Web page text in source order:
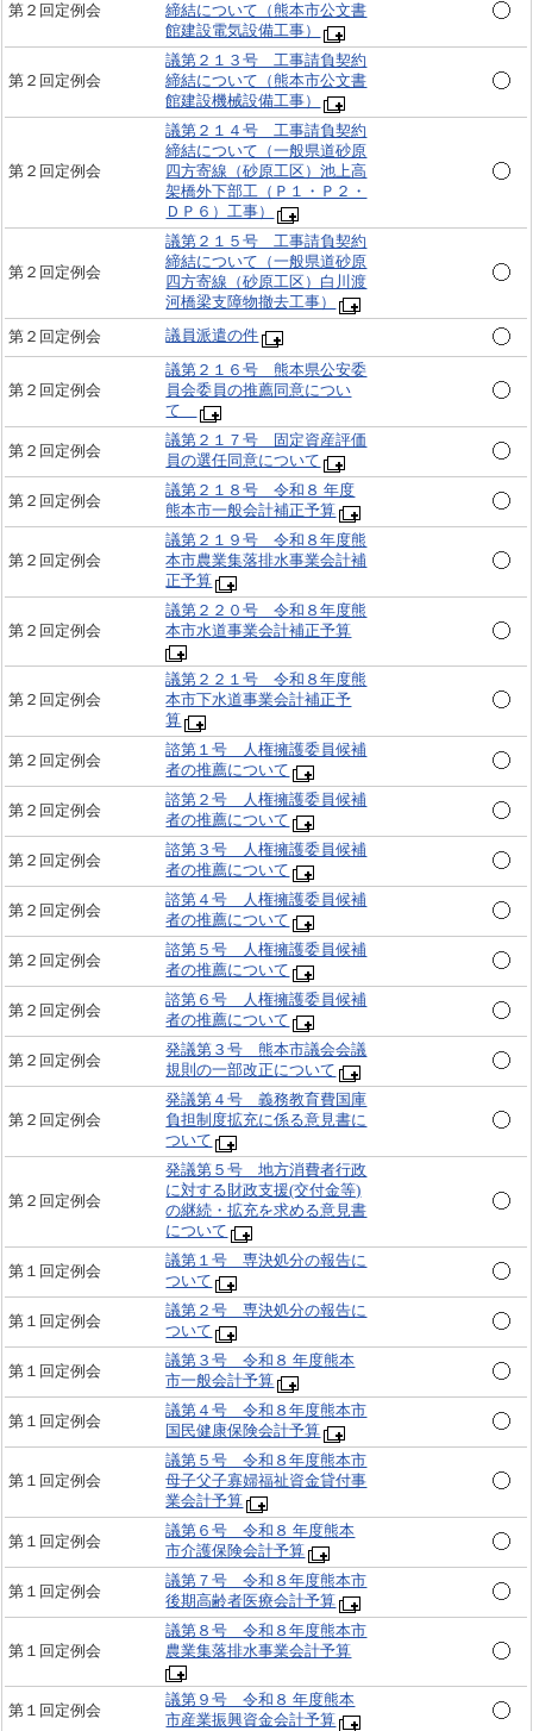
第２回定例会
締結について（熊本市公文書
館建設電気設備工事）
第２回定例会
議第２１３号 工事請負契約
締結について（熊本市公文書
館建設機械設備工事）
第２回定例会
議第２１４号 工事請負契約
締結について（一般県道砂原
四方寄線（砂原工区）池上高
架橋外下部工（Ｐ１・Ｐ２・
ＤＰ６）工事）
第２回定例会
議第２１５号 工事請負契約
締結について（一般県道砂原
四方寄線（砂原工区）白川渡
河橋梁支障物撤去工事）
第２回定例会
議員派遣の件
第２回定例会
議第２１６号 熊本県公安委
員会委員の推薦同意につい
て
第２回定例会
議第２１７号 固定資産評価
員の選任同意について
第２回定例会
議第２１８号 令和８ 年度
熊本市一般会計補正予算
第２回定例会
議第２１９号 令和８年度熊
本市農業集落排水事業会計補
正予算
第２回定例会
議第２２０号 令和８年度熊
本市水道事業会計補正予算
第２回定例会
議第２２１号 令和８年度熊
本市下水道事業会計補正予
算
第２回定例会
諮第１号 人権擁護委員候補
者の推薦について
第２回定例会
諮第２号 人権擁護委員候補
者の推薦について
第２回定例会
諮第３号 人権擁護委員候補
者の推薦について
第２回定例会
諮第４号 人権擁護委員候補
者の推薦について
第２回定例会
諮第５号 人権擁護委員候補
者の推薦について
第２回定例会
諮第６号 人権擁護委員候補
者の推薦について
第２回定例会
発議第３号 熊本市議会会議
規則の一部改正について
第２回定例会
発議第４号 義務教育費国庫
負担制度拡充に係る意見書に
ついて
第２回定例会
発議第５号 地方消費者行政
に対する財政支援(交付金等)
の継続・拡充を求める意見書
について
第１回定例会
議第１号 専決処分の報告に
ついて
第１回定例会
議第２号 専決処分の報告に
ついて
第１回定例会
議第３号 令和８ 年度熊本
市一般会計予算
第１回定例会
議第４号 令和８年度熊本市
国民健康保険会計予算
第１回定例会
議第５号 令和８年度熊本市
母子父子寡婦福祉資金貸付事
業会計予算
第１回定例会
議第６号 令和８ 年度熊本
市介護保険会計予算
第１回定例会
議第７号 令和８年度熊本市
後期高齢者医療会計予算
第１回定例会
議第８号 令和８年度熊本市
農業集落排水事業会計予算
第１回定例会
議第９号 令和８ 年度熊本
市産業振興資金会計予算